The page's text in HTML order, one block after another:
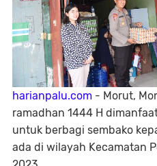
harianpalu.com - Morut,
ramadhan 1444 H
untuk berbagi sembako
ada di wilayah Kecamatan